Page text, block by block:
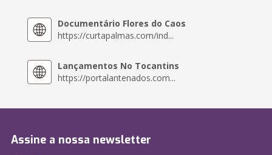
Documentário Flores do Caos
https://curtapalmas.com/ind...
Lançamentos No Tocantins
https://portalantenados.com...
Assine a nossa newsletter